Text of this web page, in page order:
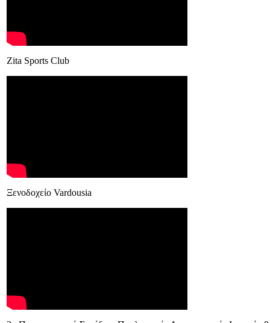
Zita Sports Club
Ξενοδοχείο Vardousia